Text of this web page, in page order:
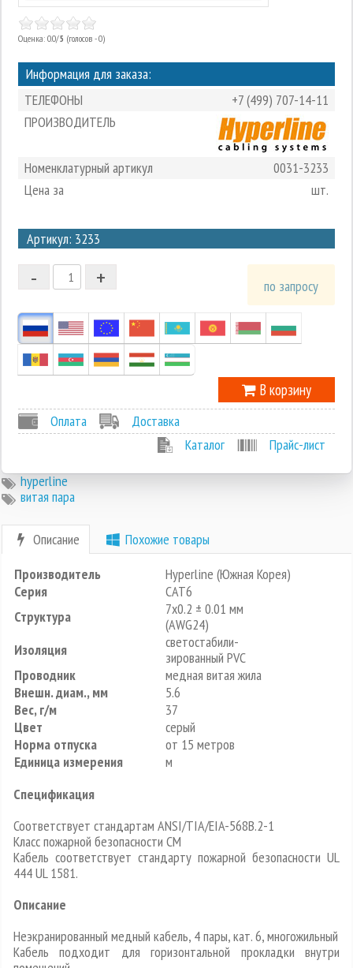
Оценка: 0.0/5 (голосов - 0)
Информация для заказа:
ТЕЛЕФОНЫ
+7 (499) 707-14-11
ПРОИЗВОДИТЕЛЬ
Номенклатурный артикул
0031-3233
Цена за
шт.
Артикул: 3233
2
1
-1
+
- по запросу
В корзину
Оплата
Доставка
Каталог
Прайс-лист
hyperline
витая пара
Описание
Похожие товары
Производитель
Hyperline (Южная Корея)
Серия
CAT6
Структура
7х0.2 ± 0.01 мм
(AWG24)
Изоляция
светостабили-
зированный PVC
Проводник
медная витая жила
Внешн. диам., мм
5.6
Вес, г/м
37
Цвет
серый
Норма отпуска
от 15 метров
Единица измерения
м
Спецификация
Соответствует стандартам ANSI/TIA/EIA-568B.2-1
Класс пожарной безопасности CM
Кабель соответствует стандарту пожарной безопасности UL
444 UL 1581.
Описание
Неэкранированный медный кабель, 4 пары, кат. 6, многожильный
Кабель подходит для горизонтальной прокладки внутри